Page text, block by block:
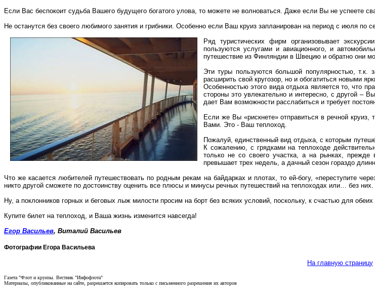
Если Вас беспокоит судьба Вашего будущего богатого улова, то можете не волноваться. Даже если Вы не успеете
Не останутся без своего любимого занятия и грибники. Особенно если Ваш круиз запланирован на период с июля по
Ряд туристических фирм организовывает
пользуются услугами и авиационного, и
путешествие из Финляндии в Швецию и обратно они
Эти туры пользуются большой популярностью, т.к.
расширить свой кругозор, но и обогатиться новыми
Особенностью этого вида отдыха является то, что
стороны это увлекательно и интересно, с другой –
дает Вам возможности расслабиться и требует
Если же Вы «рискнете» отправиться в речной
Вами. Это - Ваш теплоход.
Пожалуй, единственный вид отдыха, с которым
К сожалению, с грядками на теплоходе
только не со своего участка, а на рынках, прежде
превышает трех недель, а дачный сезон гораздо
Что же касается любителей путешествовать по родным рекам на байдарках и плотах, то ей-богу, «переступите
никто другой сможете по достоинству оценить все плюсы и минусы речных путешествий на теплоходах или… без
Ну, а поклонников горных и беговых лыж милости просим на борт без всяких условий, поскольку, к счастью для
Купите билет на теплоход, и Ваша жизнь изменится навсегда!
Егор Васильев, Виталий Васильев
Фотографии Егора Васильева
На главную страницу
Газета "Флот и круизы. Вестник "Инфофлота"
Материалы, опубликованные на сайте, разрешается копировать только с письменного разрешения их авторов